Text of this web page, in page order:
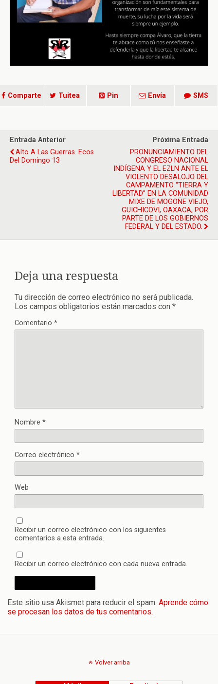
Comparte Tuitea Pin Envía SMS
Entrada Anterior
Alto A Las Guerras. Ecos
Del Domingo 13
Próxima Entrada
PRONUNCIAMIENTO DEL
CONGRESO NACIONAL
INDÍGENA Y EL EZLN ANTE EL
VIOLENTO DESALOJO DEL
CAMPAMENTO “TIERRA Y
LIBERTAD” EN LA COMUNIDAD
MIXE DE MOGOÑE VIEJO,
GUICHICOVI, OAXACA, POR
PARTE DE LOS GOBIERNOS
FEDERAL Y DEL ESTADO.
Deja una respuesta
Tu dirección de correo electrónico no será publicada.
Los campos obligatorios están marcados con *
Comentario *
Nombre *
Correo electrónico *
Web
Recibir un correo electrónico con los siguientes
comentarios a esta entrada.
Recibir un correo electrónico con cada nueva entrada.
Este sitio usa Akismet para reducir el spam. Aprende cómo
se procesan los datos de tus comentarios.
Volver arriba